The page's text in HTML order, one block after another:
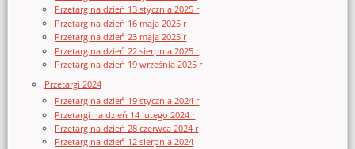
Przetarg na dzień 13 stycznia 2025 r
Przetarg na dzień 16 maja 2025 r
Przetarg na dzień 23 maja 2025 r
Przetarg na dzień 22 sierpnia 2025 r
Przetarg na dzień 19 września 2025 r
Przetargi 2024
Przetarg na dzień 19 stycznia 2024 r
Przetargi na dzień 14 lutego 2024 r
Przetarg na dzień 28 czerwca 2024 r
Przetarg na dzień 12 sierpnia 2024